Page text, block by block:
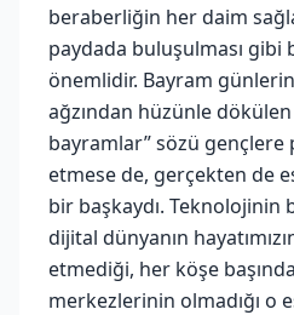
beraberliğin her daim
paydada buluşulması gibi
önemlidir. Bayram
ağzından hüzünle
bayramlar” sözü
etmese de, gerçekten de
bir başkaydı. Teknolojinin
dijital dünyanın
etmediği, her köşe
merkezlerinin olmadığı o